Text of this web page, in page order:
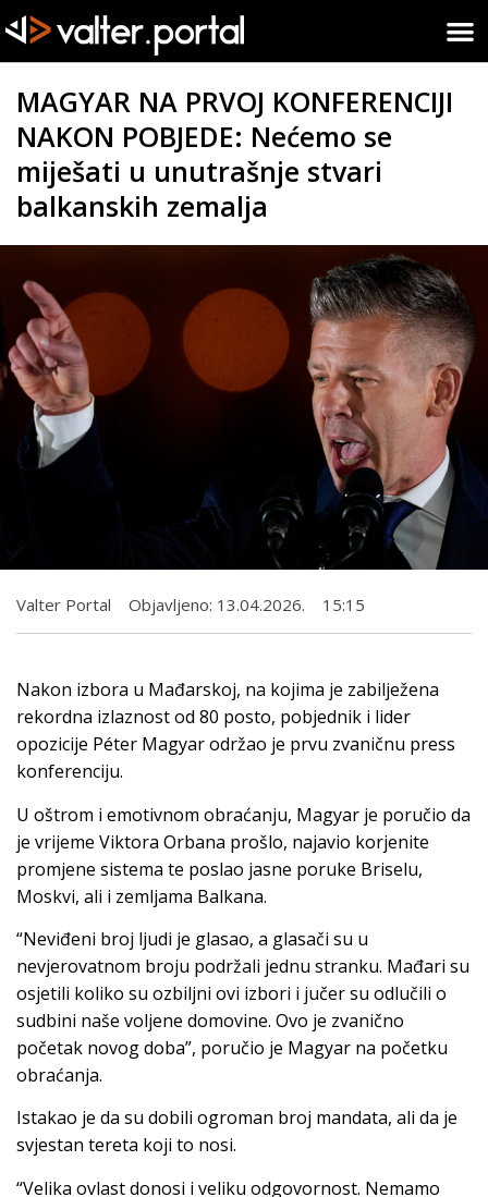
MAGYAR NA PRVOJ KONFERENCIJI
NAKON POBJEDE: Nećemo se
miješati u unutrašnje stvari
balkanskih zemalja
Valter Portal Objavljeno: 13.04.2026. 15:15
Nakon izbora u Mađarskoj, na kojima je zabilježena
rekordna izlaznost od 80 posto, pobjednik i lider
opozicije Péter Magyar održao je prvu zvaničnu press
konferenciju.
U oštrom i emotivnom obraćanju, Magyar je poručio da
je vrijeme Viktora Orbana prošlo, najavio korjenite
promjene sistema te poslao jasne poruke Briselu,
Moskvi, ali i zemljama Balkana.
“Neviđeni broj ljudi je glasao, a glasači su u
nevjerovatnom broju podržali jednu stranku. Mađari su
osjetili koliko su ozbiljni ovi izbori i jučer su odlučili o
sudbini naše voljene domovine. Ovo je zvanično
početak novog doba”, poručio je Magyar na početku
obraćanja.
Istakao je da su dobili ogroman broj mandata, ali da je
svjestan tereta koji to nosi.
“Velika ovlast donosi i veliku odgovornost. Nemamo